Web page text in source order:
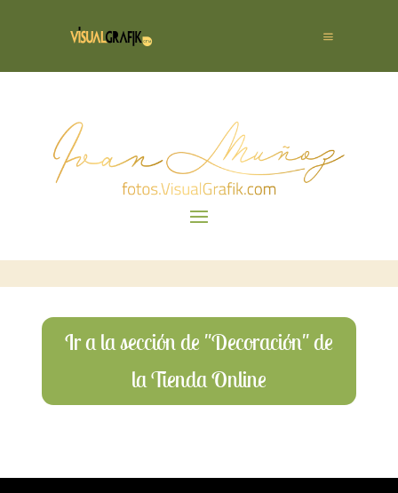
Ir a la sección de "Decoración" de
la Tienda Online